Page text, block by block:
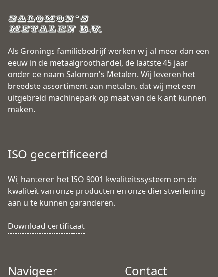
Als Gronings familiebedrijf werken wij al meer dan een
eeuw in de metaalgroothandel, de laatste 45 jaar
onder de naam Salomon's Metalen. Wij leveren het
breedste assortiment aan metalen, dat wij met een
uitgebreid machinepark op maat van de klant kunnen
maken.
ISO gecertificeerd
Wij hanteren het ISO 9001 kwaliteitssysteem om de
kwaliteit van onze producten en onze dienstverlening
aan u te kunnen garanderen.
Download certificaat
Navigeer Contact